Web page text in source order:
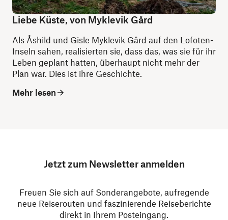
Liebe Küste, von Myklevik Gård
Als Åshild und Gisle Myklevik Gård auf den Lofoten-
Inseln sahen, realisierten sie, dass das, was sie für ihr
Leben geplant hatten, überhaupt nicht mehr der
Plan war. Dies ist ihre Geschichte.
Mehr lesen
Jetzt zum Newsletter anmelden
Freuen Sie sich auf Sonderangebote, aufregende
neue Reiserouten und faszinierende Reiseberichte
direkt in Ihrem Posteingang.